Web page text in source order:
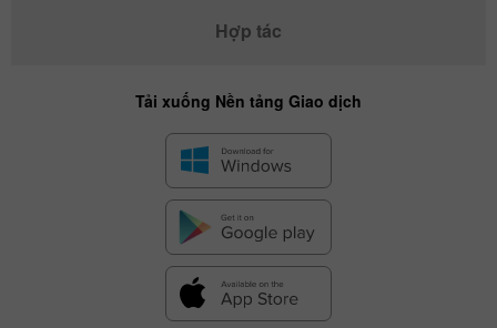
Hợp tác
Tải xuống Nền tảng Giao dịch